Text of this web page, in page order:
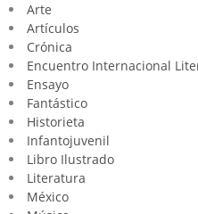
Arte
Artículos
Crónica
Encuentro Internacional
Ensayo
Fantástico
Historieta
Infantojuvenil
Libro Ilustrado
Literatura
México